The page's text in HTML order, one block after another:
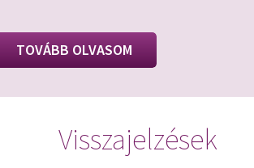
TOVÁBB OLVASOM
Visszajelzések